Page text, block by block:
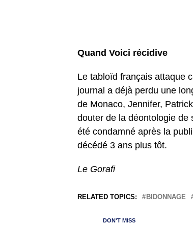
Quand Voici récidive
Le tabloïd français attaque
journal a déjà perdu une
de Monaco, Jennifer,
douter de la déontologie de
été condamné après la
décédé 3 ans plus tôt.
Le Gorafi
RELATED TOPICS: BIDONNAGE
DON'T MISS